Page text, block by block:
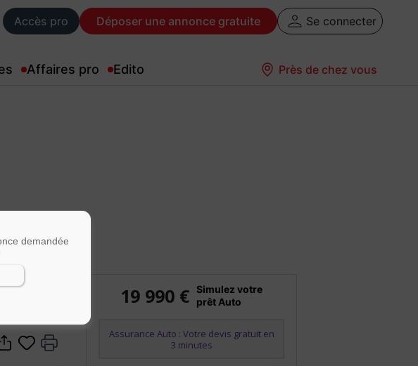
Accès pro Déposer une annonce gratuite Se connecter
Affaires pro Edito Près de chez vous
19 990 €
Simulez votre
prêt Auto
Assurance Auto : Votre devis gratuit en
3 minutes
demandée